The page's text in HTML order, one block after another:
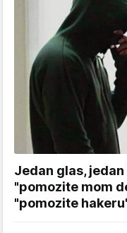
Jedan glas,
"pomozite mom
"pomozite